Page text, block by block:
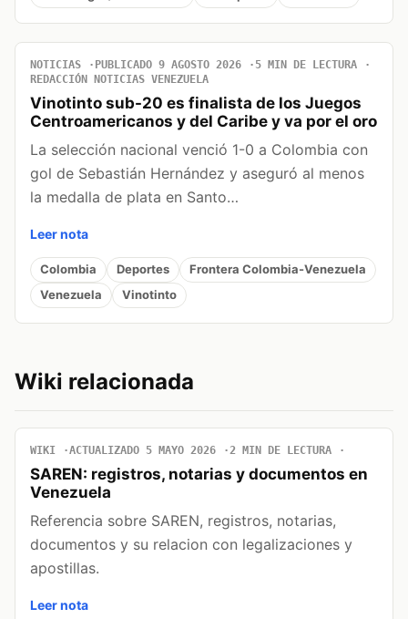
NOTICIAS PUBLICADO 9 AGOSTO 2026
5 MIN DE LECTURA
REDACCIÓN NOTICIAS VENEZUELA
Vinotinto sub-20 es finalista de los Juegos
Centroamericanos y del Caribe y va por el oro
La selección nacional venció 1-0 a Colombia con
gol de Sebastián Hernández y aseguró al menos
la medalla de plata en Santo…
Leer nota
Colombia Deportes
Frontera Colombia-Venezuela
Venezuela
Vinotinto
Wiki relacionada
WIKI ACTUALIZADO 5 MAYO 2026 2 MIN DE LECTURA
SAREN: registros, notarias y documentos en
Venezuela
Referencia sobre SAREN, registros, notarias,
documentos y su relacion con legalizaciones y
apostillas.
Leer nota